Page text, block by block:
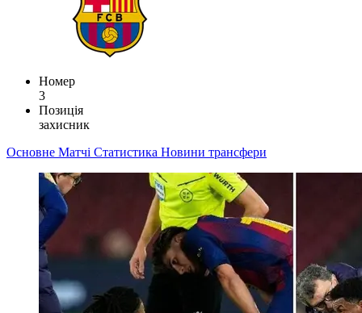
Номер
3
Позиція
захисник
Основне Матчі Статистика Новини трансфери